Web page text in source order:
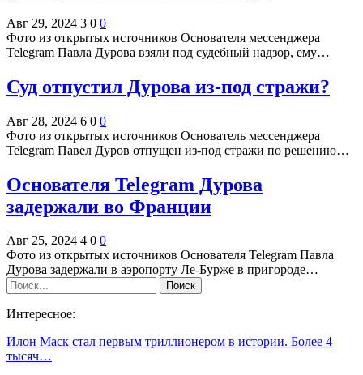
Авг 29, 2024 3 0 0
Фото из открытых источников Основателя мессенджера
Telegram Павла Дурова взяли под судебный надзор, ему…
Суд отпустил Дурова из-под стражи?
Авг 28, 2024 6 0 0
Фото из открытых источников Основатель мессенджера
Telegram Павел Дуров отпущен из-под стражи по решению…
Основателя Telegram Дурова
задержали во Франции
Авг 25, 2024 4 0 0
Фото из открытых источников Основателя Telegram Павла
Дурова задержали в аэропорту Ле-Бурже в пригороде…
Интересное:
Илон Маск стал первым триллионером в истории. Более 4
тысяч…